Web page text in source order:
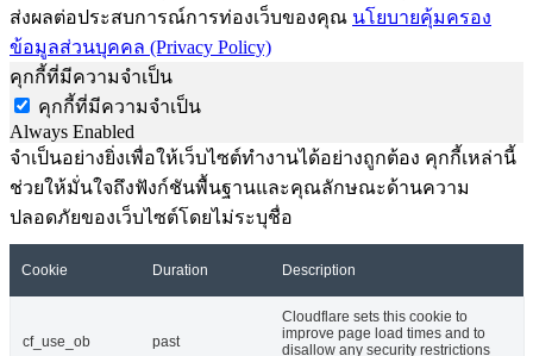
ส่งผลต่อประสบการณ์การท่องเว็บของคุณ นโยบายคุ้มครอง
ข้อมูลส่วนบุคคล (Privacy Policy)
คุกกี้ที่มีความจำเป็น
คุกกี้ที่มีความจำเป็น
Always Enabled
จำเป็นอย่างยิ่งเพื่อให้เว็บไซต์ทำงานได้อย่างถูกต้อง คุกกี้เหล่านี้
ช่วยให้มั่นใจถึงฟังก์ชันพื้นฐานและคุณลักษณะด้านความ
ปลอดภัยของเว็บไซต์โดยไม่ระบุชื่อ
Cookie Duration Description
cf_use_ob past
Cloudflare sets this cookie to
improve page load times and to
disallow any security restrictions